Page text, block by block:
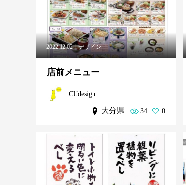
2022.12.02 デザイン
店前メニュー
CUdesign
大分県 34 0